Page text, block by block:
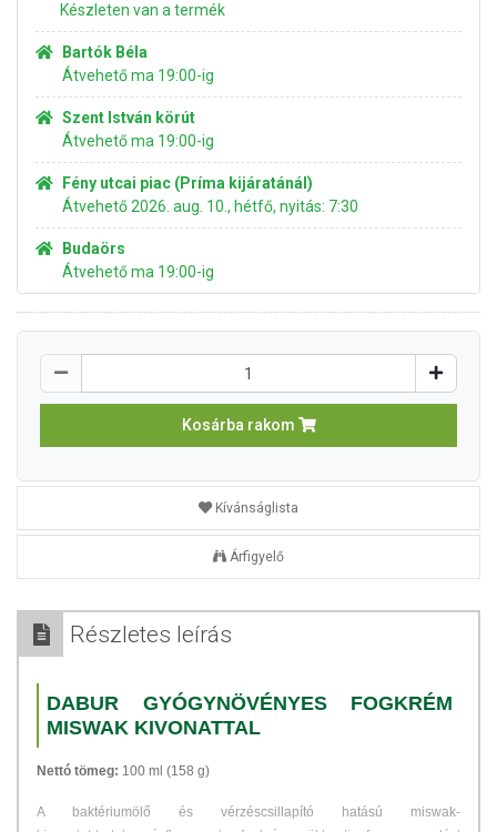
Készleten van a termék
Bartók Béla
Átvehető ma 19:00-ig
Szent István körút
Átvehető ma 19:00-ig
Fény utcai piac (Príma kijáratánál)
Átvehető 2026. aug. 10., hétfő, nyitás: 7:30
Budaörs
Átvehető ma 19:00-ig
Kosárba rakom
Kívánságlista
Árfigyelő
Részletes leírás
DABUR GYÓGYNÖVÉNYES FOGKRÉM
MISWAK KIVONATTAL
Nettó tömeg: 100 ml (158 g)
A baktériumölő és vérzéscsillapító hatású miswak-